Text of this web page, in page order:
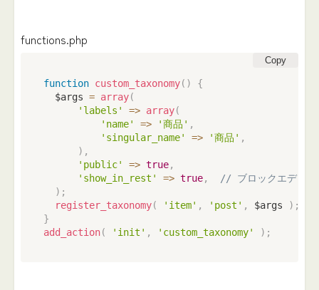
functions.php
Copy
function custom_taxonomy( )
{
  $args
= array(
'labels'
=> array(
'name'
=> '商品' ,
'singular_name'
=> '商品' ,
) ,
'public'
=> true,
'show_in_rest'
=> true,
// ブロックエディタ
) ;
register_taxonomy( 'item' , 'post' , $args ) ;
}
add_action( 'init' , 'custom_taxonomy' ) ;